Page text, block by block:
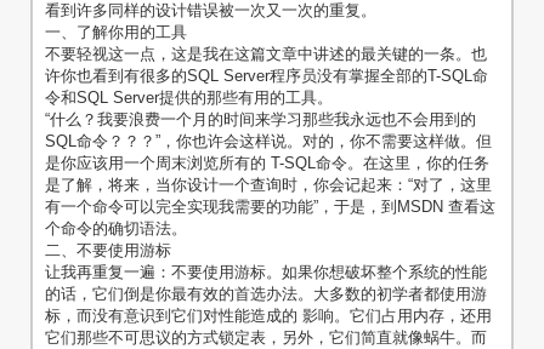
看到许多同样的设计错误被一次又一次的重复。
一、了解你用的工具
不要轻视这一点，这是我在这篇文章中讲述的最关键的一条。也
许你也看到有很多的SQL Server程序员没有掌握全部的T-SQL命
令和SQL Server提供的那些有用的工具。
“什么？我要浪费一个月的时间来学习那些我永远也不会用到的
SQL命令？？？”，你也许会这样说。对的，你不需要这样做。但
是你应该用一个周末浏览所有的 T-SQL命令。在这里，你的任务
是了解，将来，当你设计一个查询时，你会记起来：“对了，这里
有一个命令可以完全实现我需要的功能”，于是，到MSDN 查看这
个命令的确切语法。
二、不要使用游标
让我再重复一遍：不要使用游标。如果你想破坏整个系统的性能
的话，它们倒是你最有效的首选办法。大多数的初学者都使用游
标，而没有意识到它们对性能造成的 影响。它们占用内存，还用
它们那些不可思议的方式锁定表，另外，它们简直就像蜗牛。而